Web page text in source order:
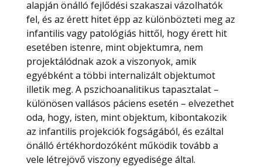
alapján önálló fejlődési szakaszai vázolhatók
fel, és az érett hitet épp az különbözteti meg az
infantilis vagy patológiás hittől, hogy érett hit
esetében istenre, mint objektumra, nem
projektálódnak azok a viszonyok, amik
egyébként a többi internalizált objektumot
illetik meg. A pszichoanalitikus tapasztalat –
különösen vallásos páciens esetén – elvezethet
oda, hogy, isten, mint objektum, kibontakozik
az infantilis projekciók fogságából, és ezáltal
önálló értékhordozóként működik tovább a
vele létrejövő viszony egyedisége által.